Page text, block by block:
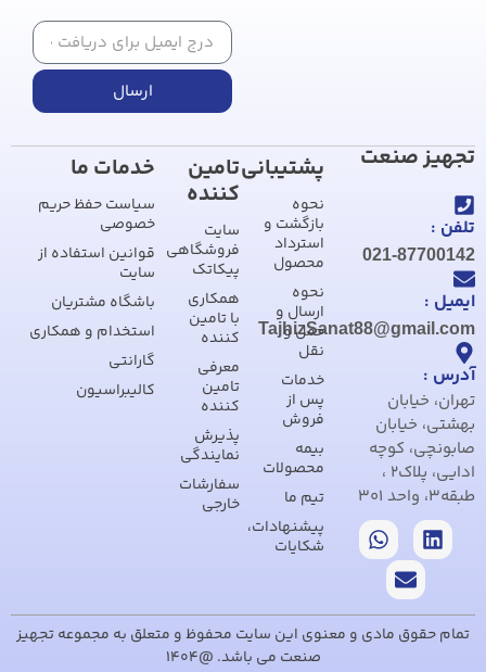
ارسال
تجهیز صنعت
تلفن :
021-87700142
ایمیل :
TajhizSanat88@gmail.com
آدرس :
تهران، خیابان
بهشتی، خیابان
صابونچی، کوچه
ادایی، پلاک2 ،
طبقه3، واحد 301
پشتیبانی
نحوه
بازگشت و
استرداد
محصول
نحوه
ارسال و
حمل و
نقل
خدمات
پس از
فروش
بیمه
محصولات
تیم ما
پیشنهادات،
شکایات
تامین
کننده
سایت
فروشگاهی
پیکاتک
همکاری
با تامین
کننده
معرفی
تامین
کننده
پذیرش
نمایندگی
سفارشات
خارجی
خدمات ما
سیاست حفظ حریم
خصوصی
قوانین استفاده از
سایت
باشگاه مشتریان
استخدام و همکاری
گارانتی
کالیبراسیون
تمام حقوق مادی و معنوی این سایت محفوظ و متعلق به مجموعه تجهیز
صنعت می باشد. @1404